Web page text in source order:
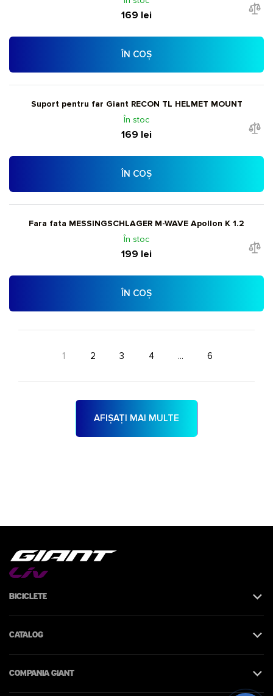
169 lei
ÎN COȘ
Suport pentru far Giant RECON TL HELMET MOUNT
În stoc
169 lei
ÎN COȘ
Fara fata MESSINGSCHLAGER M-WAVE Apollon K 1.2
În stoc
199 lei
ÎN COȘ
1 2 3 4 ... 6
AFIȘAȚI MAI MULTE
Biciclete
Catalog
Compania Giant